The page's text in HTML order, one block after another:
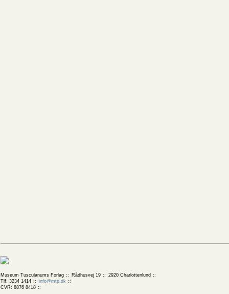
Museum Tusculanums Forlag Rådhusvej 19
2920 Charlottenlund
Tlf. 3234 1414
info@mtp.dk
CVR: 8876 8418